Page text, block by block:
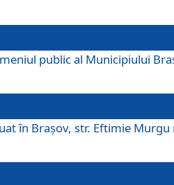
public al Municipiului
în Braşov, str. Eftimie Murgu